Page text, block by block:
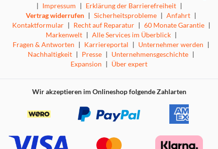
| Impressum | Erklärung der Barrierefreiheit |
Vertrag widerrufen | Sicherheitsprobleme | Anfahrt |
Kontaktformular | Recht auf Reparatur | 60 Monate Garantie |
Markenwelt | Alle Services im Überblick |
Fragen & Antworten | Karriereportal | Unternehmer werden |
Nachhaltigkeit | Presse | Unternehmensgeschichte |
Expansion | Über expert
Wir akzeptieren im Onlineshop folgende Zahlarten